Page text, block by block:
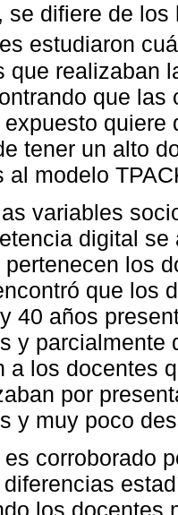
se difiere de
estudiaron
que realizaban
que
tener un alto
al modelo
variables
digital
los
que los
40 años
y parcialmente
a los docentes
por
y muy poco
corroborado
los docentes